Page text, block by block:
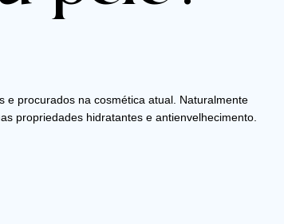
e procurados na cosmética atual. Naturalmente
propriedades hidratantes e antienvelhecimento.